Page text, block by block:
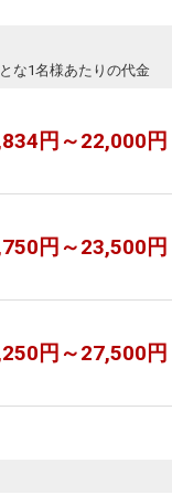
な1名様あたりの代金
円～22,000円
円～23,500円
円～27,500円
、